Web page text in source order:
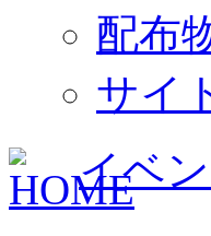
配布
サイ
イベ